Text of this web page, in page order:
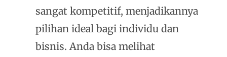
sangat kompetitif, menjadikannya
pilihan ideal bagi individu dan
bisnis. Anda bisa melihat